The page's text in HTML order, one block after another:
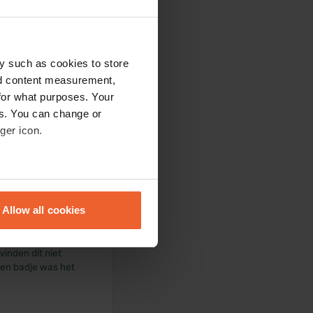
such as cookies to store
content measurement,
what purposes. Your
You can change or
icon.
meters
our traffic. We also share
may combine it with
Allow all cookies
door de
wat voor
bij
dit niet
badje was het